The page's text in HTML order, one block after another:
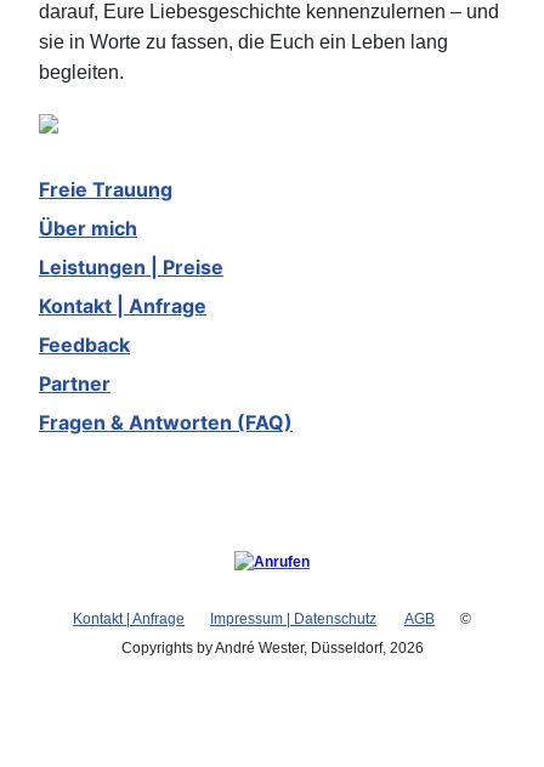
Freie Trauung
Über mich
Leistungen | Preise
Kontakt | Anfrage
Feedback
Partner
Fragen & Antworten (FAQ)
darauf, Eure Liebesgeschichte kennenzulernen – und
sie in Worte zu fassen, die Euch ein Leben lang
begleiten.
Kontakt | Anfrage Impressum | Datenschutz AGB
©
Copyrights by André Wester, Düsseldorf, 2026